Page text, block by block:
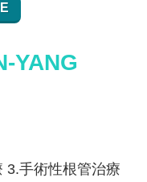
YANG
3.手術性根管治療